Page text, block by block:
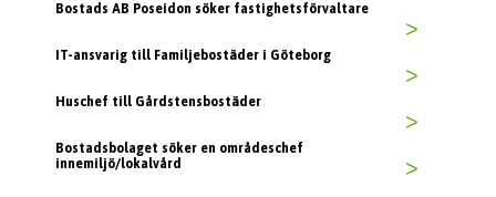
Bostads AB Poseidon söker fastighetsförvaltare
>
IT-ansvarig till Familjebostäder i Göteborg
>
Huschef till Gårdstensbostäder
>
Bostadsbolaget söker en områdeschef
innemiljö/lokalvård
>